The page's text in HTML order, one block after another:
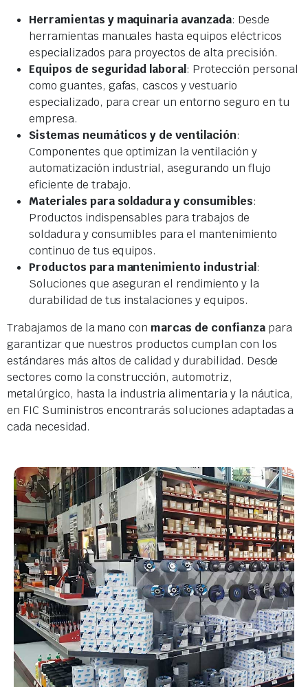
Herramientas y maquinaria avanzada: Desde
herramientas manuales hasta equipos eléctricos
especializados para proyectos de alta precisión.
Equipos de seguridad laboral: Protección personal
como guantes, gafas, cascos y vestuario
especializado, para crear un entorno seguro en tu
empresa.
Sistemas neumáticos y de ventilación:
Componentes que optimizan la ventilación y
automatización industrial, asegurando un flujo
eficiente de trabajo.
Materiales para soldadura y consumibles:
Productos indispensables para trabajos de
soldadura y consumibles para el mantenimiento
continuo de tus equipos.
Productos para mantenimiento industrial:
Soluciones que aseguran el rendimiento y la
durabilidad de tus instalaciones y equipos.
Trabajamos de la mano con marcas de confianzapara
garantizar que nuestros productos cumplan con los
estándares más altos de calidad y durabilidad. Desde
sectores como la construcción, automotriz,
metalúrgico, hasta la industria alimentaria y la náutica,
en FIC Suministros encontrarás soluciones adaptadas a
cada necesidad.